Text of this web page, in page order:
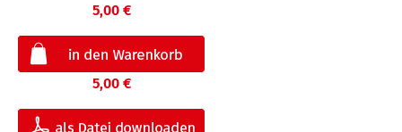
5,00 €
5,00 €